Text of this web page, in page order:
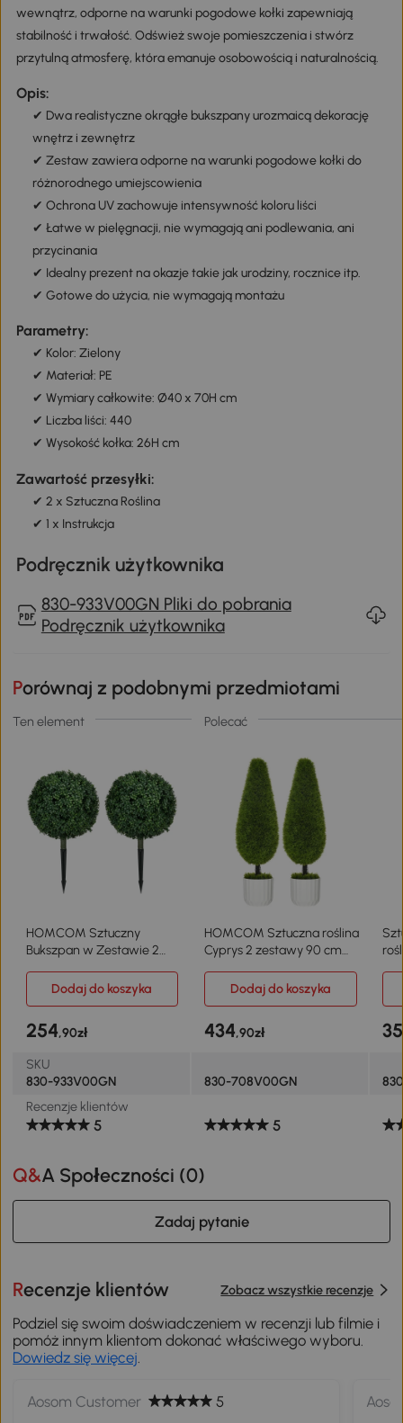
wewnątrz, odporne na warunki pogodowe kołki zapewniają
stabilność i trwałość. Odśwież swoje pomieszczenia i stwórz
przytulną atmosferę, która emanuje osobowością i naturalnością.
Opis:
✔ Dwa realistyczne okrągłe bukszpany urozmaicą dekorację
wnętrz i zewnętrz
✔ Zestaw zawiera odporne na warunki pogodowe kołki do
różnorodnego umiejscowienia
✔ Ochrona UV zachowuje intensywność koloru liści
✔ Łatwe w pielęgnacji, nie wymagają ani podlewania, ani
przycinania
✔ Idealny prezent na okazje takie jak urodziny, rocznice itp.
✔ Gotowe do użycia, nie wymagają montażu
Parametry:
✔ Kolor: Zielony
✔ Materiał: PE
✔ Wymiary całkowite: Ø40 x 70H cm
✔ Liczba liści: 440
✔ Wysokość kołka: 26H cm
Zawartość przesyłki:
✔ 2 x Sztuczna Roślina
✔ 1 x Instrukcja
Podręcznik użytkownika
830-933V00GN Pliki do pobrania
Podręcznik użytkownika
Porównaj z podobnymi przedmiotami
Ten element Polecać
HOMCOM Sztuczny
Bukszpan w Zestawie 2
na Warunki Atmosferyczne,
Łatwy w Pielęgnacji, 70 cm
HOMCOM Sztuczna roślina
Cyprys 2 zestawy 90 cm
drzewo w doniczce
Dodaj do koszyka
Dodaj do koszyka
254,90zł 434,90zł
SKU
830-933V00GN
830-708V00GN
Recenzje klientów
5 5
Q&A Społeczności (0)
Zadaj pytanie
Recenzje klientów Zobacz wszystkie recenzje
Podziel się swoim doświadczeniem w recenzji lub filmie i
pomóż innym klientom dokonać właściwego wyboru.
Dowiedz się więcej
Aosom Customer 5